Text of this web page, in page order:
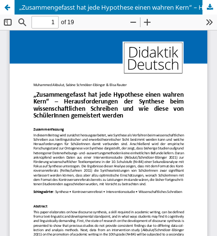
„Zusammengefasst hat jede Hypothese einen wahren Kern“ – Herausforderungen der Synthese beim wissenschaftlichen Schreiben und wie diese von SchülerInnen gemeistert werden